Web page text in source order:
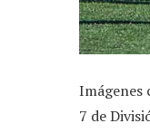
Imágenes
7 de